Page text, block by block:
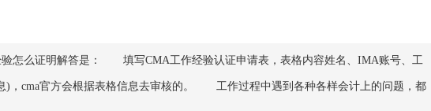
怎么证明解答是： 填写CMA工作经验认证申请表，表格内容姓名、IMA账号、工
)，cma官方会根据表格信息去审核的。 工作过程中遇到各种各样会计上的问题，都